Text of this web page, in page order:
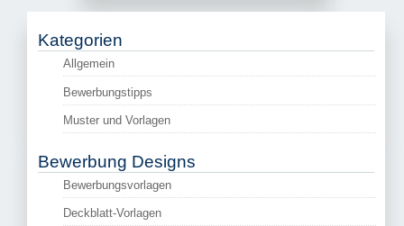
Kategorien
Allgemein
Bewerbungstipps
Muster und Vorlagen
Bewerbung Designs
Bewerbungsvorlagen
Deckblatt-Vorlagen